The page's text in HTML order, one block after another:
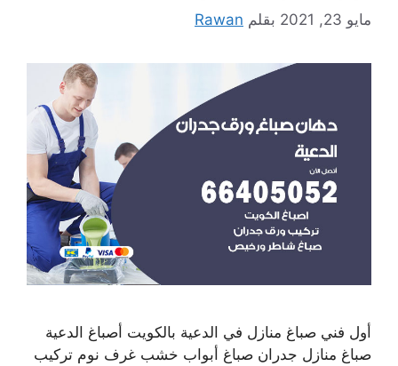
مايو 23, 2021 بقلم Rawan
أول فني صباغ منازل في الدعية بالكويت أصباغ الدعية
صباغ منازل جدران صباغ أبواب خشب غرف نوم تركيب